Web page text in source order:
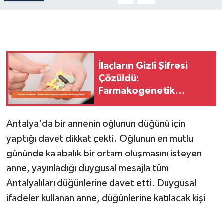
İlaçların Gizli Şifresi
Çözüldü:
Farmakogenetik
Antalya'da bir annenin oğlunun düğünü için
yaptığı davet dikkat çekti. Oğlunun en mutlu
gününde kalabalık bir ortam oluşmasını isteyen
anne, yayınladığı duygusal mesajla tüm
Antalyalıları düğünlerine davet etti. Duygusal
ifadeler kullanan anne, düğünlerine katılacak kişi